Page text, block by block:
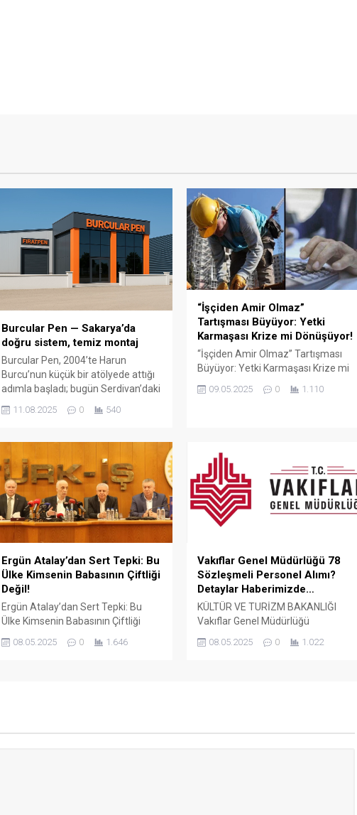
Burcular Pen — Sakarya’da
doğru sistem, temiz montaj
Burcular Pen, 2004’te Harun
Burcu’nun küçük bir atölyede attığı
adımla başladı; bugün Serdivan’daki
kapalı üretim alanıyla, Sakarya ve
balkon, kış bahçesi, panjur ve
küpeşte çözümlerini tek çatı altında
sunuyor. Fıratpen kurumsal bayiliği
ile çalışıyor olmamız; profil kalitesi,
aksesuar standardı...
11.08.2025 0 540
“İşçiden Amir Olmaz”
Tartışması Büyüyor: Yetki
Karmaşası Krize mi Dönüşüyor!
“İşçiden Amir Olmaz” Tartışması
Büyüyor: Yetki Karmaşası Krize mi
çalışanları arasında büyüyen “yetki
açıklamaları, bazı memur
sendikalarının kamu işçilerine
yönelik yaklaşımlarını gözler önüne
serdi. Atalay, bazı memur
sendikalarının Cumhurbaşkanlığı’na
başvurarak “İşçiden amir olmaz”
09.05.2025 0 1.110
Ergün Atalay’dan Sert Tepki: Bu
Ülke Kimsenin Babasının Çiftliği
Değil!
Ergün Atalay’dan Sert Tepki: Bu
Ülke Kimsenin Babasının Çiftliği
Konfederasyonu (TÜRK-İŞ) Genel
gerçekleştirilen basın toplantısında
08.05.2025 0 1.646
Vakıflar Genel Müdürlüğü 78
Sözleşmeli Personel Alımı?
Detaylar Haberimizde…
KÜLTÜR VE TURİZM BAKANLIĞI
Vakıflar Genel Müdürlüğü
Genel Müdürlüğümüz Merkez ve
Esaslar” çerçevesinde sözlü sınavla
08.05.2025 0 1.022